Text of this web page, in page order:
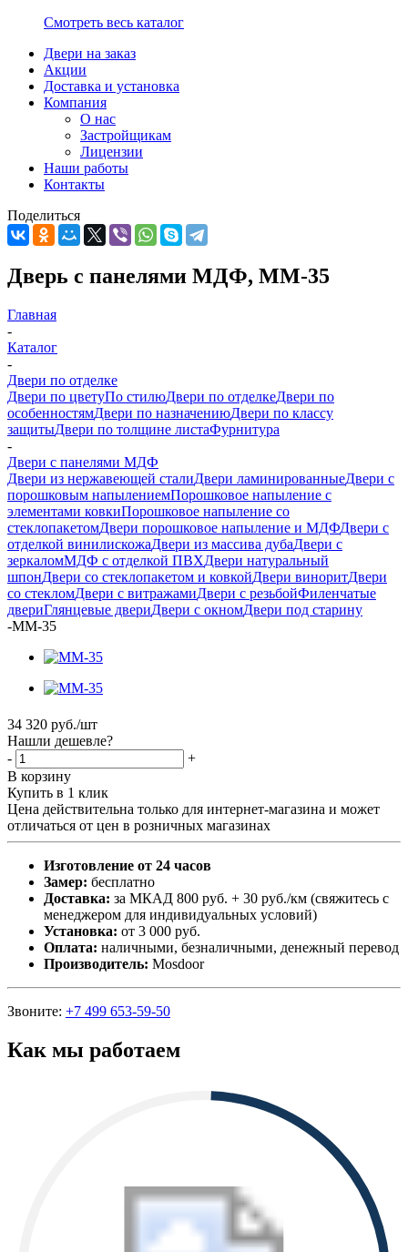
Смотреть весь каталог
Двери на заказ
Акции
Доставка и установка
Компания
О нас
Застройщикам
Лицензии
Наши работы
Контакты
Поделиться
Дверь с панелями МДФ, ММ-35
Главная
-
Каталог
-
Двери по отделке
Двери по цветуПо стилюДвери по отделкеДвери по
особенностямДвери по назначениюДвери по классу
защитыДвери по толщине листаФурнитура
-
Двери с панелями МДФ
Двери из нержавеющей сталиДвери ламинированныеДвери с
порошковым напылениемПорошковое напыление с
элементами ковкиПорошковое напыление со
стеклопакетомДвери порошковое напыление и МДФДвери с
отделкой винилискожаДвери из массива дубаДвери с
зеркаломМДФ с отделкой ПВХДвери натуральный
шпонДвери со стеклопакетом и ковкойДвери виноритДвери
со стекломДвери с витражамиДвери с резьбойФиленчатые
двериГлянцевые двериДвери с окномДвери под старину
-ММ-35
34 320 руб./шт
Нашли дешевле?
-
+
В корзину
Купить в 1 клик
Цена действительна только для интернет-магазина и может
отличаться от цен в розничных магазинах
Изготовление от 24 часов
Замер: бесплатно
Доставка: за МКАД 800 руб. + 30 руб./км (свяжитесь с
менеджером для индивидуальных условий)
Установка: от 3 000 руб.
Оплата: наличными, безналичными, денежный перевод
Производитель: Mosdoor
Звоните: +7 499 653-59-50
Как мы работаем